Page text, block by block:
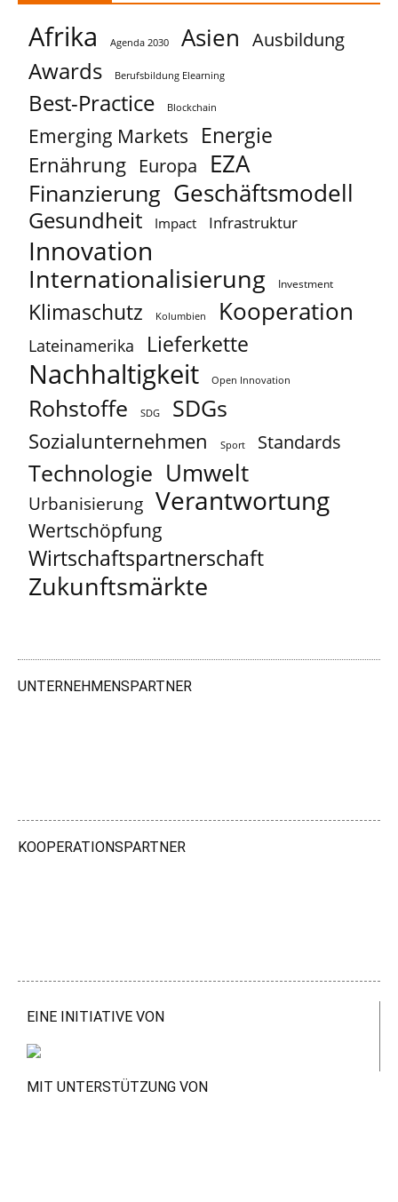
Afrika Agenda 2030 Asien Ausbildung
Awards Berufsbildung Elearning
Best-Practice Blockchain
Emerging Markets Energie
Ernährung Europa EZA
Finanzierung Geschäftsmodell
Gesundheit Impact Infrastruktur
Innovation
Internationalisierung Investment
Klimaschutz Kolumbien Kooperation
Lateinamerika Lieferkette
Nachhaltigkeit Open Innovation
Rohstoffe SDG SDGs
Sozialunternehmen Sport Standards
Technologie Umwelt
Urbanisierung Verantwortung
Wertschöpfung
Wirtschaftspartnerschaft
Zukunftsmärkte
UNTERNEHMENSPARTNER
KOOPERATIONSPARTNER
EINE INITIATIVE VON
MIT UNTERSTÜTZUNG VON